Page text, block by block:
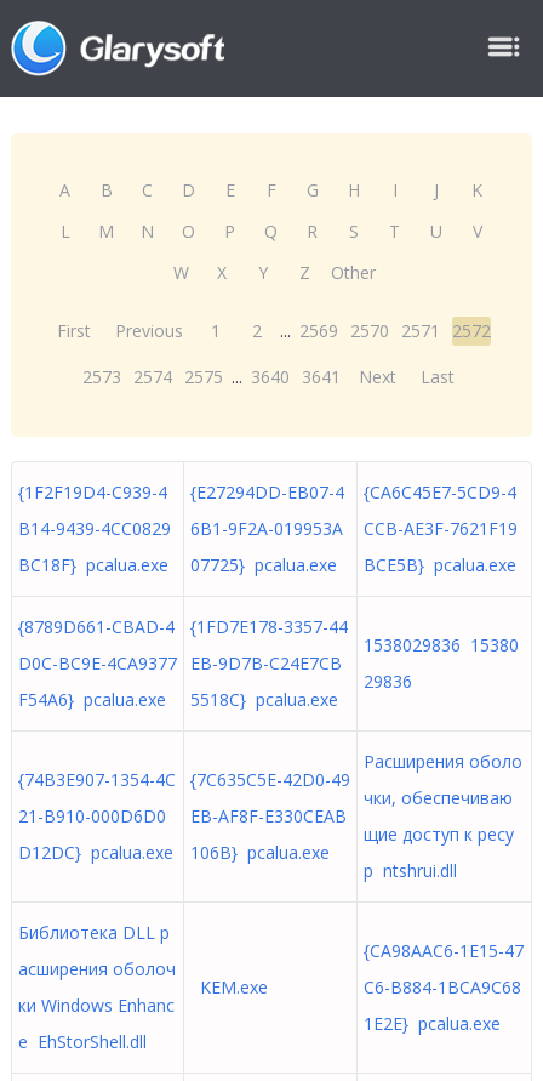
A B C D E F G H I J
K
L
M N O P Q R S T U
V
W
X Y Z Other
First Previous 1 2 ... 2569 2570 2571
2572
2573
2574 2575 ... 3640 3641 Next Last
{1F2F19D4-C939-4
B14-9439-4CC0829
BC18F} pcalua.exe
{E27294DD-EB07-4
6B1-9F2A-019953A
07725} pcalua.exe
{CA6C45E7-5CD9-4
CCB-AE3F-7621F19
BCE5B} pcalua.exe
{8789D661-CBAD-4
D0C-BC9E-4CA9377
F54A6} pcalua.exe
{1FD7E178-3357-44
EB-9D7B-C24E7CB
5518C} pcalua.exe
1538029836 15380
29836
{74B3E907-1354-4C
21-B910-000D6D0
D12DC} pcalua.exe
{7C635C5E-42D0-49
EB-AF8F-E330CEAB
106B} pcalua.exe
Расширения оболо
чки, обеспечиваю
щие доступ к ресу
р ntshrui.dll
Библиотека DLL р
асширения оболоч
ки Windows Enhanc
e EhStorShell.dll
KEM.exe
{CA98AAC6-1E15-47
C6-B884-1BCA9C68
1E2E} pcalua.exe